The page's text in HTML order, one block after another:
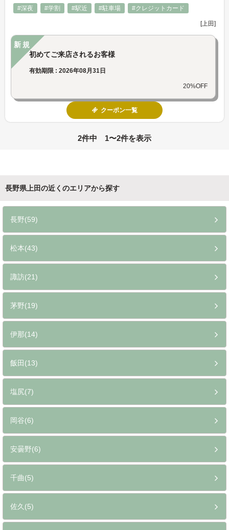
#深夜 #学割 #駅近 #駐車場 #クレジットカード
[上田]
新規
初めてご来店されるお客様
有効期限 : 2026年08月31日
20%OFF
クーポン一覧
2件中 1〜2件を表示
長野県上田の近くのエリアから探す
長野(59)
松本(43)
諏訪(21)
茅野(19)
伊那(14)
飯田(13)
塩尻(7)
岡谷(6)
安曇野(6)
千曲(5)
佐久(5)